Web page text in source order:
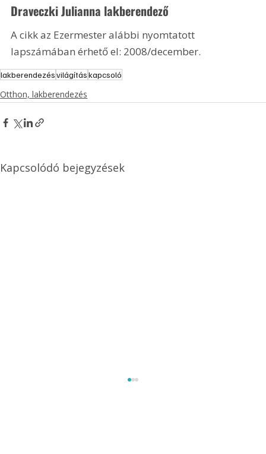
Draveczki Julianna lakberendező
A cikk az Ezermester alábbi nyomtatott
lapszámában érhető el: 2008/december.
lakberendezésvilágításkapcsoló
Otthon, lakberendezés
Kapcsolódó bejegyzések